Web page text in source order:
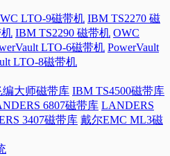
LTO-9磁带机 IBM TS2270 磁
IBM TS2290 磁带机 OWC
LTO-6磁带机 PowerVault
LTO-8磁带机
编大师磁带库 IBM TS4500磁带库
6807磁带库 LANDERS
3407磁带库 戴尔EMC ML3磁